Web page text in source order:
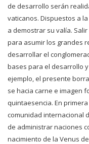
de desarrollo serán
vaticanos. Dispuestos a
a demostrar su valía.
para asumir los grandes
desarrollar el
bases para el desarrollo
ejemplo, el presente
se hacia carne e imagen
quintaesencia. En
comunidad internacional
de administrar naciones
nacimiento de la Venus